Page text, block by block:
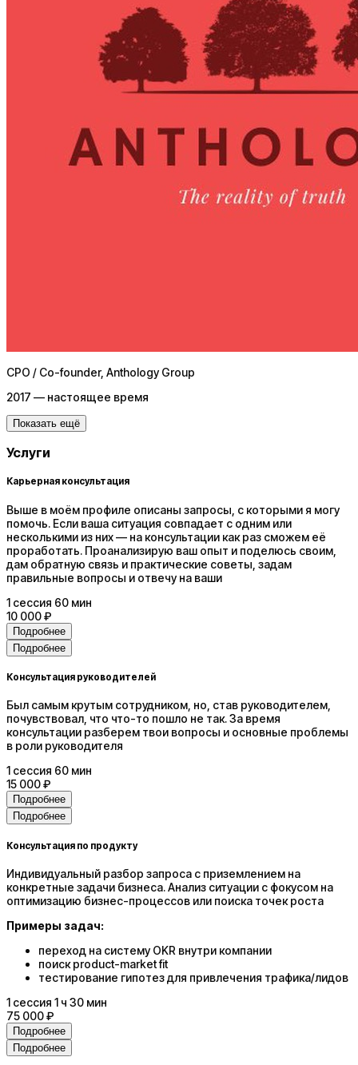
CPO / Co-founder, Anthology Group
2017 — настоящее время
Показать ещё
Услуги
Карьерная консультация
Выше в моём профиле описаны запросы, с которыми я могу
помочь. Если ваша ситуация совпадает с одним или
несколькими из них — на консультации как раз сможем её
проработать. Проанализирую ваш опыт и поделюсь своим,
дам обратную связь и практические советы, задам
правильные вопросы и отвечу на ваши
1 сессия 60 мин
10 000 ₽
Подробнее
Подробнее
Консультация руководителей
Был самым крутым сотрудником, но, став руководителем,
почувствовал, что что-то пошло не так. За время
консультации разберем твои вопросы и основные проблемы
в роли руководителя
1 сессия 60 мин
15 000 ₽
Подробнее
Подробнее
Консультация по продукту
Индивидуальный разбор запроса с приземлением на
конкретные задачи бизнеса. Анализ ситуации с фокусом на
оптимизацию бизнес-процессов или поиска точек роста
Примеры задач:
переход на систему OKR внутри компании
поиск product-market fit
тестирование гипотез для привлечения трафика/лидов
1 сессия 1 ч 30 мин
75 000 ₽
Подробнее
Подробнее